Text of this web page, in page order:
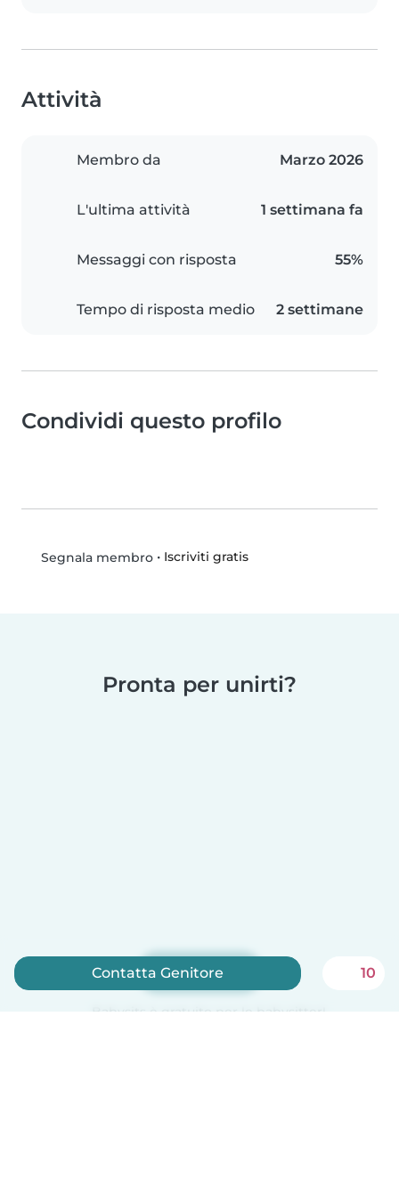
Attività
Membro da Marzo 2026
L'ultima attività 1 settimana fa
Messaggi con risposta 55%
Tempo di risposta medio 2 settimane
Condividi questo profilo
Segnala membro• Iscriviti gratis
Pronta per unirti?
Iscriviti ora
Babysits è gratuito per le babysitter!
Contatta Genitore 10